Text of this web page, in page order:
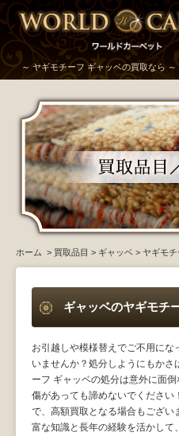
～ ヤギモチーフ ギャッベの買取なら ～
ホーム > 買取品目 > ギャッベ > ヤギモ
ギャッベのヤギモチ
お引越しや模様替えでご不用に
いませんか？処分しようにもか
ーフ ギャッベの処分は意外に面
傷があっても諦めないでくださ
で、高額買取となる場合もござい
富な知識と長年の経験を活かし